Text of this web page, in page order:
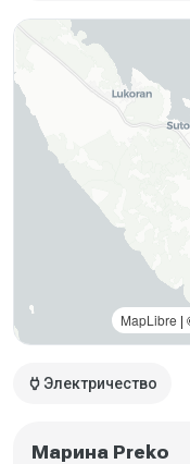
power Электричество
Марина Preko
MapLibre |